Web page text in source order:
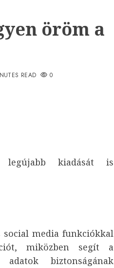
öröm a
READ 0
legújabb kiadását is
media funkciókkal
miközben segít a
biztonságának